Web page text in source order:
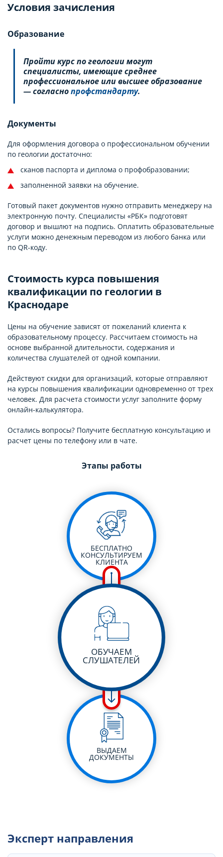
Условия зачисления
Образование
Пройти курс по геологии могут
специалисты, имеющие среднее
профессиональное или высшее образование
— согласнопрофстандарту.
Документы
Для оформления договора о профессиональном обучении
по геологии достаточно:
сканов паспорта и диплома о профобразовании;
заполненной заявки на обучение.
Готовый пакет документов нужно отправить менеджеру на
электронную почту. Специалисты «РБК» подготовят
договор и вышлют на подпись. Оплатить образовательные
услуги можно денежным переводом из любого банка или
по QR-коду.
Стоимость курса повышения
квалификации по геологии в
Краснодаре
Цены на обучение зависят от пожеланий клиента к
образовательному процессу. Рассчитаем стоимость на
основе выбранной длительности, содержания и
количества слушателей от одной компании.
Действуют скидки для организаций, которые отправляют
на курсы повышения квалификации одновременно от трех
человек. Для расчета стоимости услуг заполните форму
онлайн-калькулятора.
Остались вопросы? Получите бесплатную консультацию и
расчет цены по телефону или в чате.
Этапы работы
БЕСПЛАТНО
КОНСУЛЬТИРУЕМ
КЛИЕНТА
ОБУЧАЕМ
СЛУШАТЕЛЕЙ
ВЫДАЕМ
ДОКУМЕНТЫ
Эксперт направления